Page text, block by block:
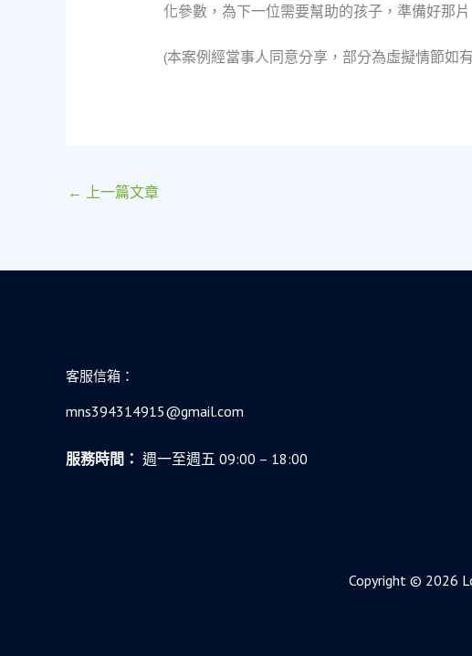
化參數，為下一位需要幫助的孩子，準備好那
(本案例經當事人同意分享，部分為虛擬情節如
← 上一篇文章
客服信箱：
mns394314915@gmail.com
服務時間： 週一至週五 09:00 – 18:00
Copyright © 2026